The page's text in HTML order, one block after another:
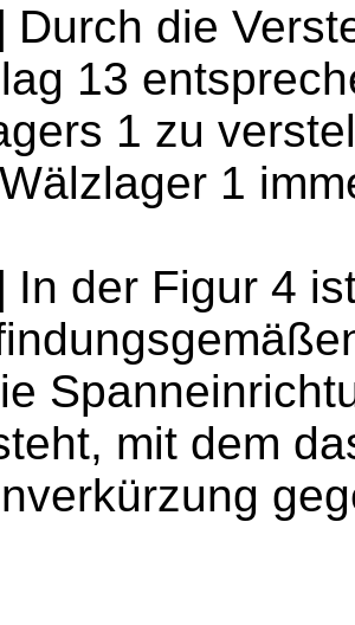
Durch die
13
1 zu
1
In der Figur 4
mit dem